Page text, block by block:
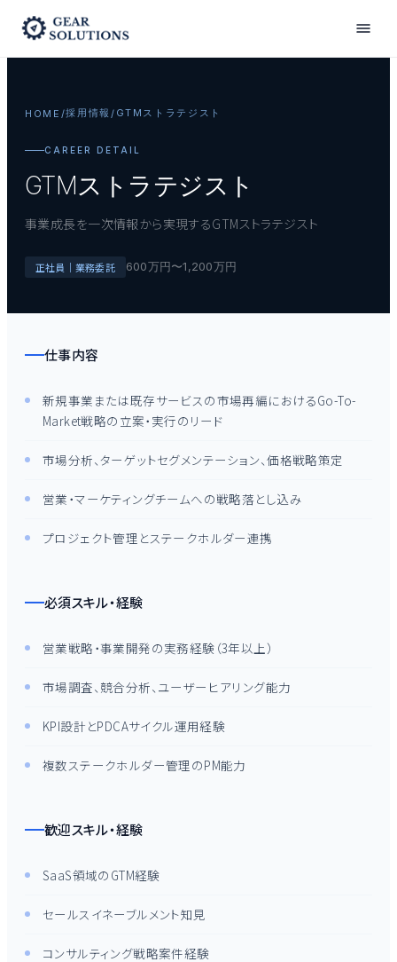
HOME /採用情報 / GTMストラテジスト
CAREER DETAIL
GTMストラテジスト
事業成長を一次情報から実現するGTMストラテジスト
正社員｜業務委託 600万円〜1,200万円
仕事内容
新規事業または既存サービスの市場再編におけるGo-To-
Market戦略の立案・実行のリード
市場分析、ターゲットセグメンテーション、価格戦略策定
営業・マーケティングチームへの戦略落とし込み
プロジェクト管理とステークホルダー連携
必須スキル・経験
営業戦略・事業開発の実務経験（3年以上）
市場調査、競合分析、ユーザーヒアリング能力
KPI設計とPDCAサイクル運用経験
複数ステークホルダー管理のPM能力
歓迎スキル・経験
SaaS領域のGTM経験
セールスイネーブルメント知見
コンサルティング戦略案件経験